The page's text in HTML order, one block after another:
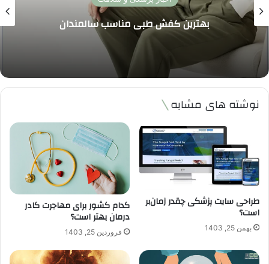
بهترین کفش طبی مناسب سالمندان
نوشته های مشابه
طراحی سایت پزشکی چقدر زمان‌بر
است؟
بهمن 25, 1403
کدام کشور برای مهاجرت کادر
درمان بهتر است؟
فروردین 25, 1403